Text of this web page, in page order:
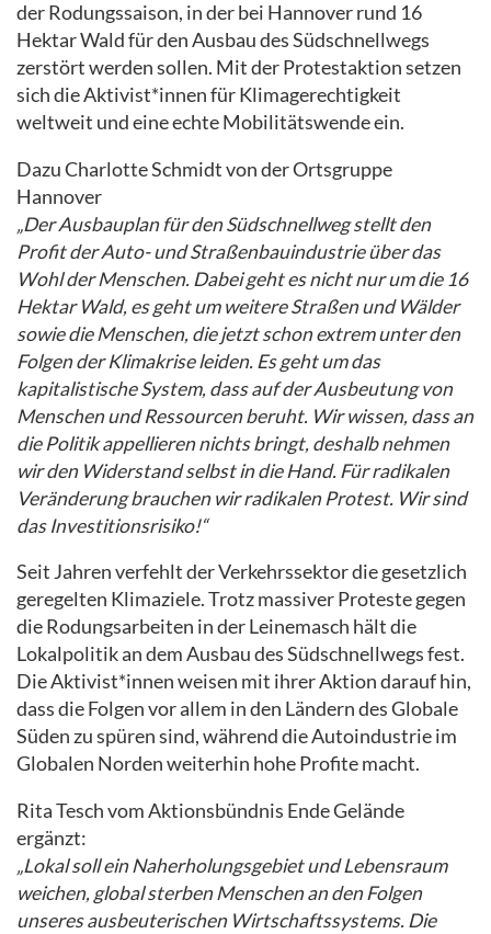
der Rodungssaison, in der bei Hannover rund 16
Hektar Wald für den Ausbau des Südschnellwegs
zerstört werden sollen. Mit der Protestaktion setzen
sich die Aktivist*innen für Klimagerechtigkeit
weltweit und eine echte Mobilitätswende ein.
Dazu Charlotte Schmidt von der Ortsgruppe
Hannover
„Der Ausbauplan für den Südschnellweg stellt den
Profit der Auto- und Straßenbauindustrie über das
Wohl der Menschen. Dabei geht es nicht nur um die 16
Hektar Wald, es geht um weitere Straßen und Wälder
sowie die Menschen, die jetzt schon extrem unter den
Folgen der Klimakrise leiden. Es geht um das
kapitalistische System, dass auf der Ausbeutung von
Menschen und Ressourcen beruht. Wir wissen, dass an
die Politik appellieren nichts bringt, deshalb nehmen
wir den Widerstand selbst in die Hand. Für radikalen
Veränderung brauchen wir radikalen Protest. Wir sind
das Investitionsrisiko!“
Seit Jahren verfehlt der Verkehrssektor die gesetzlich
geregelten Klimaziele. Trotz massiver Proteste gegen
die Rodungsarbeiten in der Leinemasch hält die
Lokalpolitik an dem Ausbau des Südschnellwegs fest.
Die Aktivist*innen weisen mit ihrer Aktion darauf hin,
dass die Folgen vor allem in den Ländern des Globale
Süden zu spüren sind, während die Autoindustrie im
Globalen Norden weiterhin hohe Profite macht.
Rita Tesch vom Aktionsbündnis Ende Gelände
ergänzt:
„Lokal soll ein Naherholungsgebiet und Lebensraum
weichen, global sterben Menschen an den Folgen
unseres ausbeuterischen Wirtschaftssystems. Die